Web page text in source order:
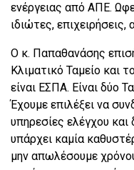
ενέργειας από ΑΠΕ.
ιδιώτες,
Ο κ. Παπαθανάσης
Κλιματικό Ταμείο και
είναι ΕΣΠΑ. Είναι δύο
Έχουμε επιλέξει να
υπηρεσίες ελέγχου και
υπάρχει καμία
μην απωλέσουμε